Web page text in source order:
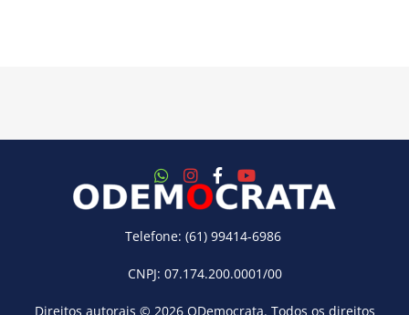
Telefone: (61) 99414-6986
CNPJ: 07.174.200.0001/00
Direitos autorais © 2026 ODemocrata. Todos os direitos